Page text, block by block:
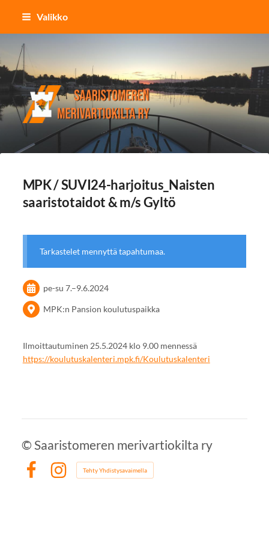
Siirry
Valikko
Saaristomeren merivartiokilta ry
MPK / SUVI24-harjoitus_Naisten
saaristotaidot & m/s Gyltö
Tarkastelet mennyttä tapahtumaa.
pe-su7.–9.6.2024
MPK:n Pansion koulutuspaikka
Ilmoittautuminen 25.5.2024 klo 9.00 mennessä
https://koulutuskalenteri.mpk.fi/Koulutuskalenteri
© Saaristomeren merivartiokilta ry
Tehty Yhdistysavaimella